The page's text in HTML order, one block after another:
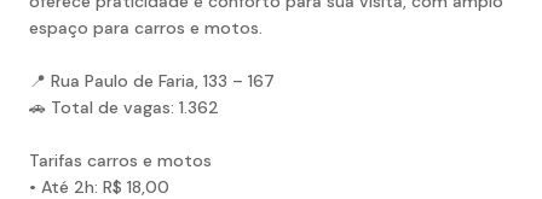
espaço para carros e motos.
📍 Rua Paulo de Faria, 133 – 167
🚗 Total de vagas: 1.362
Tarifas carros e motos
• Até 2h: R$ 18,00